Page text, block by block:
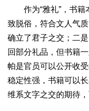
作为“雅礼”，书籍
致脱俗，符合文人气
确立了君子之交；二
回部分礼品，但书籍
帕是官员可以公开收
稳定性强，书籍可以
维系文字之交的期待